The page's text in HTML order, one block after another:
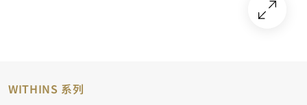
WITHINS 系列